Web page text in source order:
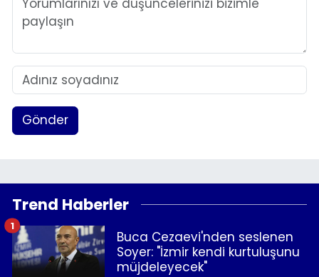
Gönder
Trend Haberler
Buca Cezaevi'nden seslenen
Soyer: "İzmir kendi kurtuluşunu
müjdeleyecek"
1